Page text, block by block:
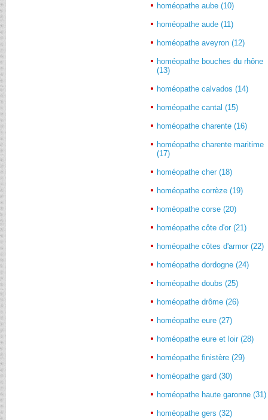
homéopathe aube (10)
homéopathe aude (11)
homéopathe aveyron (12)
homéopathe bouches du rhône
(13)
homéopathe calvados (14)
homéopathe cantal (15)
homéopathe charente (16)
homéopathe charente maritime
(17)
homéopathe cher (18)
homéopathe corrèze (19)
homéopathe corse (20)
homéopathe côte d'or (21)
homéopathe côtes d'armor (22)
homéopathe dordogne (24)
homéopathe doubs (25)
homéopathe drôme (26)
homéopathe eure (27)
homéopathe eure et loir (28)
homéopathe finistère (29)
homéopathe gard (30)
homéopathe haute garonne (31)
homéopathe gers (32)